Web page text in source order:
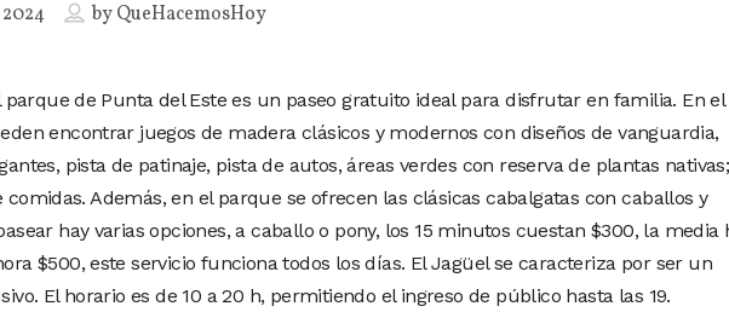
byQueHacemosHoy
parque de Punta del Este es un paseo gratuito ideal para disfrutar en familia. En el
encontrar juegos de madera clásicos y modernos con diseños de vanguardia,
pista de patinaje, pista de autos, áreas verdes con reserva de plantas
comidas. Además, en el parque se ofrecen las clásicas cabalgatas con caballos y
hay varias opciones, a caballo o pony, los 15 minutos cuestan $300, la media
$500, este servicio funciona todos los días. El Jagüel se caracteriza por ser un
El horario es de 10 a 20 h, permitiendo el ingreso de público hasta las 19.